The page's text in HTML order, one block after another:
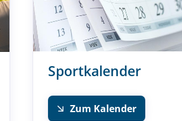
Sportkalender
Zum Kalender